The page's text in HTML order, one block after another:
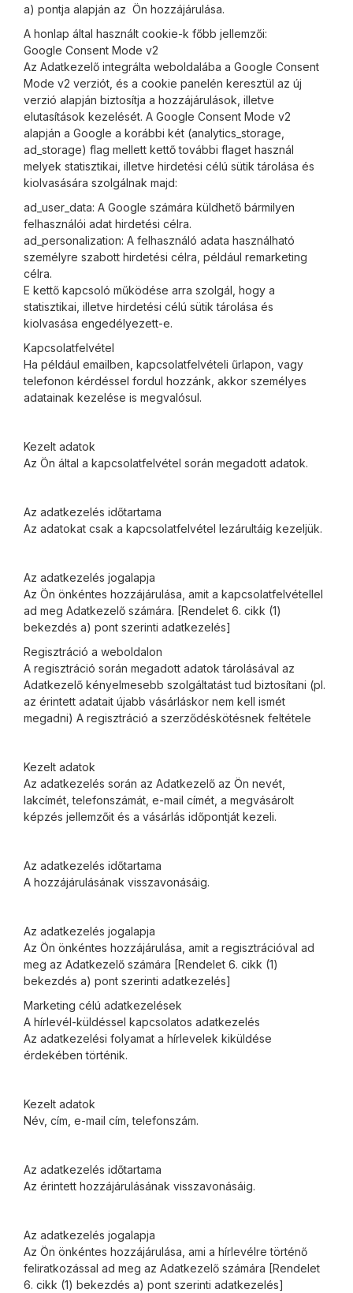
a) pontja alapján az Ön hozzájárulása.
A honlap által használt cookie-k főbb jellemzői:
Google Consent Mode v2
Az Adatkezelő integrálta weboldalába a Google Consent
Mode v2 verziót, és a cookie panelén keresztül az új
verzió alapján biztosítja a hozzájárulások, illetve
elutasítások kezelését. A Google Consent Mode v2
alapján a Google a korábbi két (analytics_storage,
ad_storage) flag mellett kettő további flaget használ
melyek statisztikai, illetve hirdetési célú sütik tárolása és
kiolvasására szolgálnak majd:
ad_user_data: A Google számára küldhető bármilyen
felhasználói adat hirdetési célra.
ad_personalization: A felhasználó adata használható
személyre szabott hirdetési célra, például remarketing
célra.
E kettő kapcsoló működése arra szolgál, hogy a
statisztikai, illetve hirdetési célú sütik tárolása és
kiolvasása engedélyezett-e.
Kapcsolatfelvétel
Ha például emailben, kapcsolatfelvételi űrlapon, vagy
telefonon kérdéssel fordul hozzánk, akkor személyes
adatainak kezelése is megvalósul.
Kezelt adatok
Az Ön által a kapcsolatfelvétel során megadott adatok.
Az adatkezelés időtartama
Az adatokat csak a kapcsolatfelvétel lezárultáig kezeljük.
Az adatkezelés jogalapja
Az Ön önkéntes hozzájárulása, amit a kapcsolatfelvétellel
ad meg Adatkezelő számára. [Rendelet 6. cikk (1)
bekezdés a) pont szerinti adatkezelés]
Regisztráció a weboldalon
A regisztráció során megadott adatok tárolásával az
Adatkezelő kényelmesebb szolgáltatást tud biztosítani (pl.
az érintett adatait újabb vásárláskor nem kell ismét
megadni) A regisztráció a szerződéskötésnek feltétele
Kezelt adatok
Az adatkezelés során az Adatkezelő az Ön nevét,
lakcímét, telefonszámát, e-mail címét, a megvásárolt
képzés jellemzőit és a vásárlás időpontját kezeli.
Az adatkezelés időtartama
A hozzájárulásának visszavonásáig.
Az adatkezelés jogalapja
Az Ön önkéntes hozzájárulása, amit a regisztrációval ad
meg az Adatkezelő számára [Rendelet 6. cikk (1)
bekezdés a) pont szerinti adatkezelés]
Marketing célú adatkezelések
A hírlevél-küldéssel kapcsolatos adatkezelés
Az adatkezelési folyamat a hírlevelek kiküldése
érdekében történik.
Kezelt adatok
Név, cím, e-mail cím, telefonszám.
Az adatkezelés időtartama
Az érintett hozzájárulásának visszavonásáig.
Az adatkezelés jogalapja
Az Ön önkéntes hozzájárulása, ami a hírlevélre történő
feliratkozással ad meg az Adatkezelő számára [Rendelet
6. cikk (1) bekezdés a) pont szerinti adatkezelés]